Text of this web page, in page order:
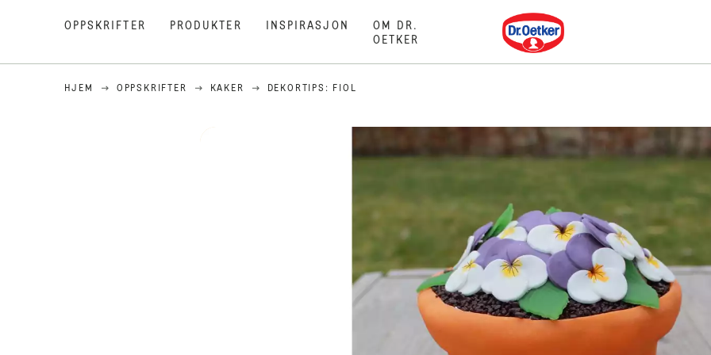
OPPSKRIFTER PRODUKTER INSPIRASJON
OM DR.
OETKER
Dr. Oetker
HJEM OPPSKRIFTER KAKER DEKORTIPS: FIOL